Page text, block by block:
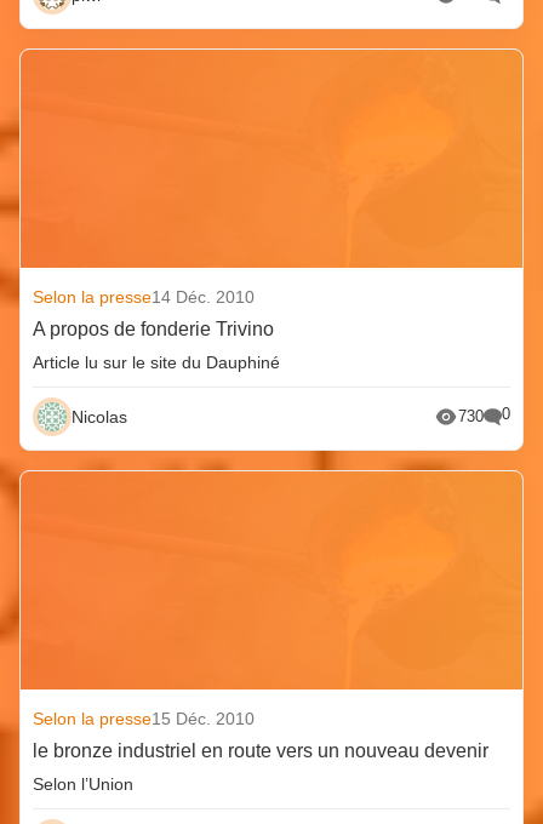
Selon la presse14 Déc. 2010
A propos de fonderie Trivino
Article lu sur le site du Dauphiné
Nicolas 730 0
Selon la presse15 Déc. 2010
le bronze industriel en route vers un nouveau devenir
Selon l’Union